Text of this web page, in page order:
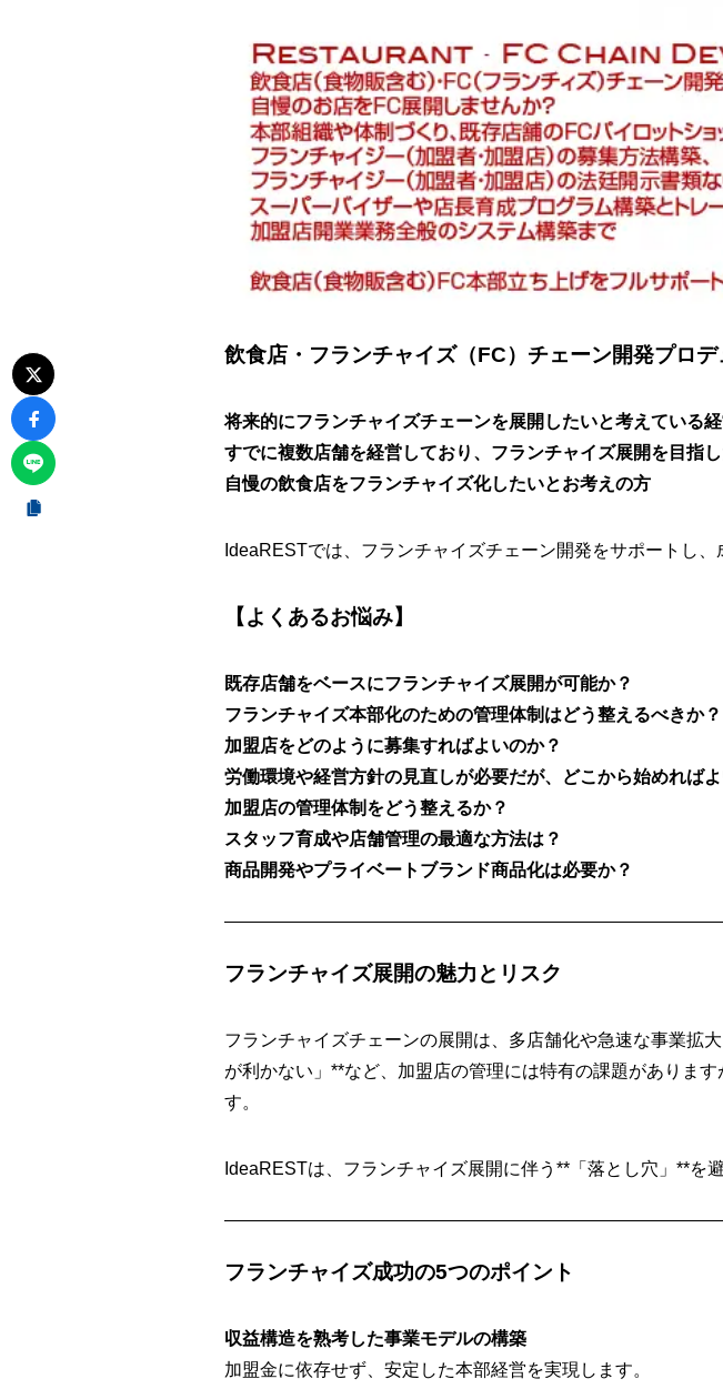
飲食店・フランチャイズ（FC）チェーン開発プロデ
将来的にフランチャイズチェーンを展開したいと考えている
すでに複数店舗を経営しており、フランチャイズ展開を目指
自慢の飲食店をフランチャイズ化したいとお考えの方
IdeaRESTでは、フランチャイズチェーン開発をサポートし
【よくあるお悩み】
既存店舗をベースにフランチャイズ展開が可能か？
フランチャイズ本部化のための管理体制はどう整えるべきか？
加盟店をどのように募集すればよいのか？
労働環境や経営方針の見直しが必要だが、どこから始めれば
加盟店の管理体制をどう整えるか？
スタッフ育成や店舗管理の最適な方法は？
商品開発やプライベートブランド商品化は必要か？
フランチャイズ展開の魅力とリスク
フランチャイズチェーンの展開は、多店舗化や急速な事業拡
が利かない」**など、加盟店の管理には特有の課題がありま
す。
IdeaRESTは、フランチャイズ展開に伴う**「落とし穴」**を
フランチャイズ成功の5つのポイント
収益構造を熟考した事業モデルの構築
加盟金に依存せず、安定した本部経営を実現します。